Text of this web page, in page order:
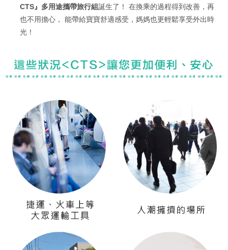
CTS』多用途攜帶旅行組誕生了！
在換乘的過程得到改善，再
也不用擔心，
能帶給寶寶舒適感受，媽媽也更輕鬆享受外出時
光！